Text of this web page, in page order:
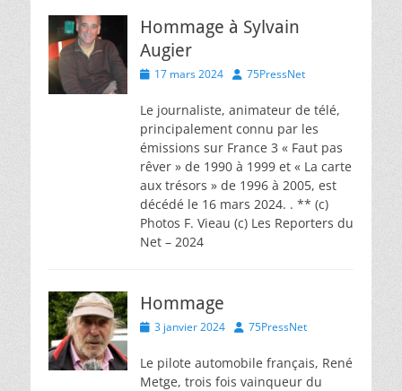
Hommage à Sylvain
Augier
Posted17 mars 2024 Author
75PressNet
Le journaliste, animateur de télé,
principalement connu par les
émissions sur France 3 « Faut pas
rêver » de 1990 à 1999 et « La carte
aux trésors » de 1996 à 2005, est
décédé le 16 mars 2024. . ** (c)
Photos F. Vieau (c) Les Reporters du
Net – 2024
Hommage
Posted3 janvier 2024 Author
75PressNet
Le pilote automobile français, René
Metge, trois fois vainqueur du